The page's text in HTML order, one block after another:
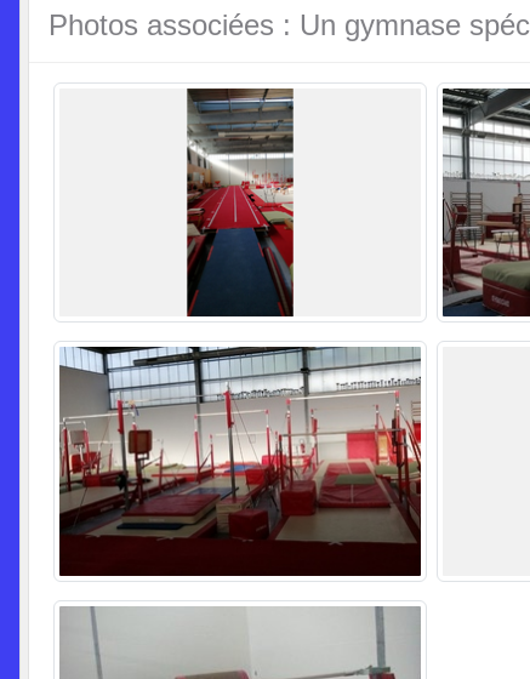
Photos associées : Un gymnase